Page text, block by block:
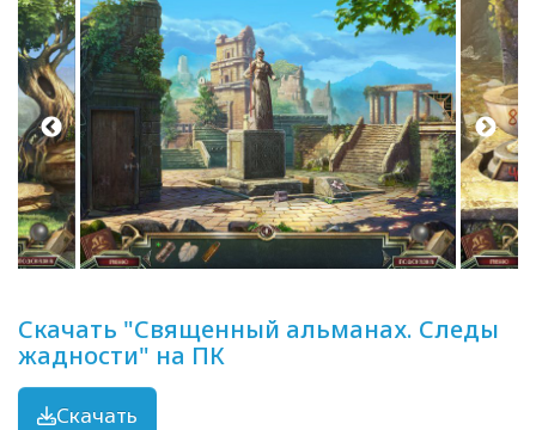
Скачать "Священный альманах. Следы
жадности" на ПК
Скачать